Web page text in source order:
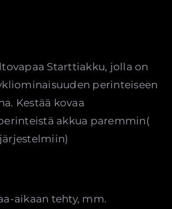
Starttiakku, jolla on
perinteiseen
Kestää kovaa
akkua paremmin(
aikaan tehty, mm.